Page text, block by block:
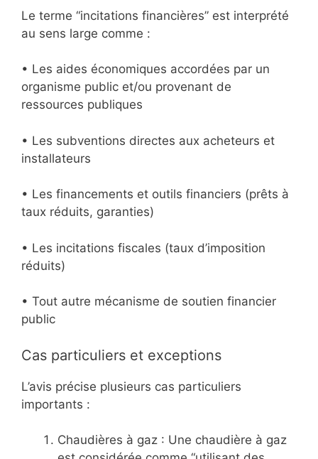
Le terme “incitations financières” est interprété
au sens large comme :
• Les aides économiques accordées par un
organisme public et/ou provenant de
ressources publiques
• Les subventions directes aux acheteurs et
installateurs
• Les financements et outils financiers (prêts à
taux réduits, garanties)
• Les incitations fiscales (taux d’imposition
réduits)
• Tout autre mécanisme de soutien financier
public
Cas particuliers et exceptions
L’avis précise plusieurs cas particuliers
importants :
Chaudières à gaz : Une chaudière à gaz